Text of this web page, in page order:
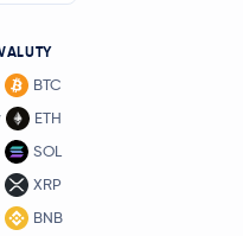
BTC
ETH
SOL
XRP
BNB